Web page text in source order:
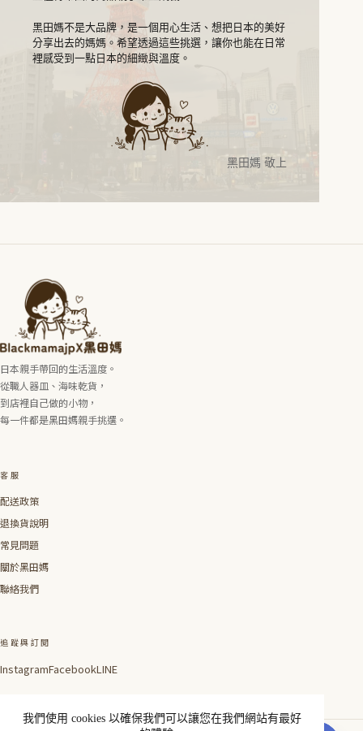
我們使用 cookies 以確保我們可以讓您在我們網站有最好
黑田媽不是大品牌，是一個用心生活、想把日本的美好
分享出去的媽媽。希望透過這些挑選，讓你也能在日常
裡感受到一點日本的細緻與溫度。
黑田媽 敬上
日本親手帶回的生活溫度。
從職人器皿、海味乾貨，
到店裡自己做的小物，
每一件都是黑田媽親手挑選。
客服
配送政策
退換貨說明
常見問題
關於黑田媽
聯絡我們
追蹤與訂閱
InstagramFacebookLINE